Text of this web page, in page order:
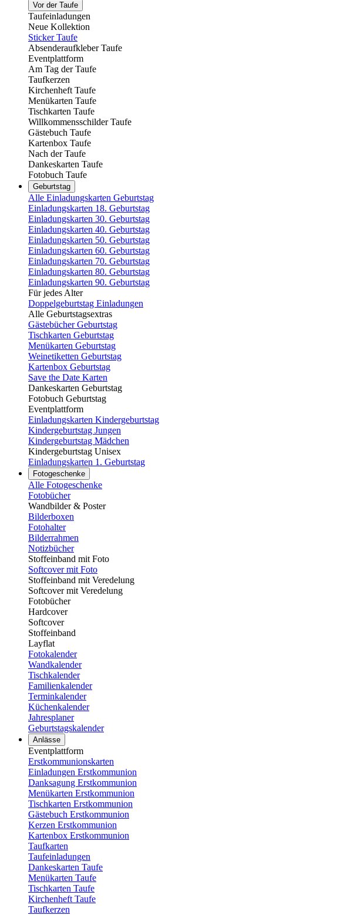
Vor der Taufe
Taufeinladungen
Neue Kollektion
Sticker Taufe
Absenderaufkleber Taufe
Eventplattform
Am Tag der Taufe
Taufkerzen
Kirchenheft Taufe
Menükarten Taufe
Tischkarten Taufe
Willkommensschilder Taufe
Gästebuch Taufe
Kartenbox Taufe
Nach der Taufe
Dankeskarten Taufe
Fotobuch Taufe
Geburtstag
Alle Einladungskarten Geburtstag
Einladungskarten 18. Geburtstag
Einladungskarten 30. Geburtstag
Einladungskarten 40. Geburtstag
Einladungskarten 50. Geburtstag
Einladungskarten 60. Geburtstag
Einladungskarten 70. Geburtstag
Einladungskarten 80. Geburtstag
Einladungskarten 90. Geburtstag
Für jedes Alter
Doppelgeburtstag Einladungen
Alle Geburtstagsextras
Gästebücher Geburtstag
Tischkarten Geburtstag
Menükarten Geburtstag
Weinetiketten Geburtstag
Kartenbox Geburtstag
Save the Date Karten
Dankeskarten Geburtstag
Fotobuch Geburtstag
Eventplattform
Einladungskarten Kindergeburtstag
Kindergeburtstag Jungen
Kindergeburtstag Mädchen
Kindergeburtstag Unisex
Einladungskarten 1. Geburtstag
Fotogeschenke
Alle Fotogeschenke
Fotobücher
Wandbilder & Poster
Bilderboxen
Fotohalter
Bilderrahmen
Notizbücher
Stoffeinband mit Foto
Softcover mit Foto
Stoffeinband mit Veredelung
Softcover mit Veredelung
Fotobücher
Hardcover
Softcover
Stoffeinband
Layflat
Fotokalender
Wandkalender
Tischkalender
Familienkalender
Terminkalender
Küchenkalender
Jahresplaner
Geburtstagskalender
Anlässe
Eventplattform
Erstkommunionskarten
Einladungen Erstkommunion
Danksagung Erstkommunion
Menükarten Erstkommunion
Tischkarten Erstkommunion
Gästebuch Erstkommunion
Kerzen Erstkommunion
Kartenbox Erstkommunion
Taufkarten
Taufeinladungen
Dankeskarten Taufe
Menükarten Taufe
Tischkarten Taufe
Kirchenheft Taufe
Taufkerzen